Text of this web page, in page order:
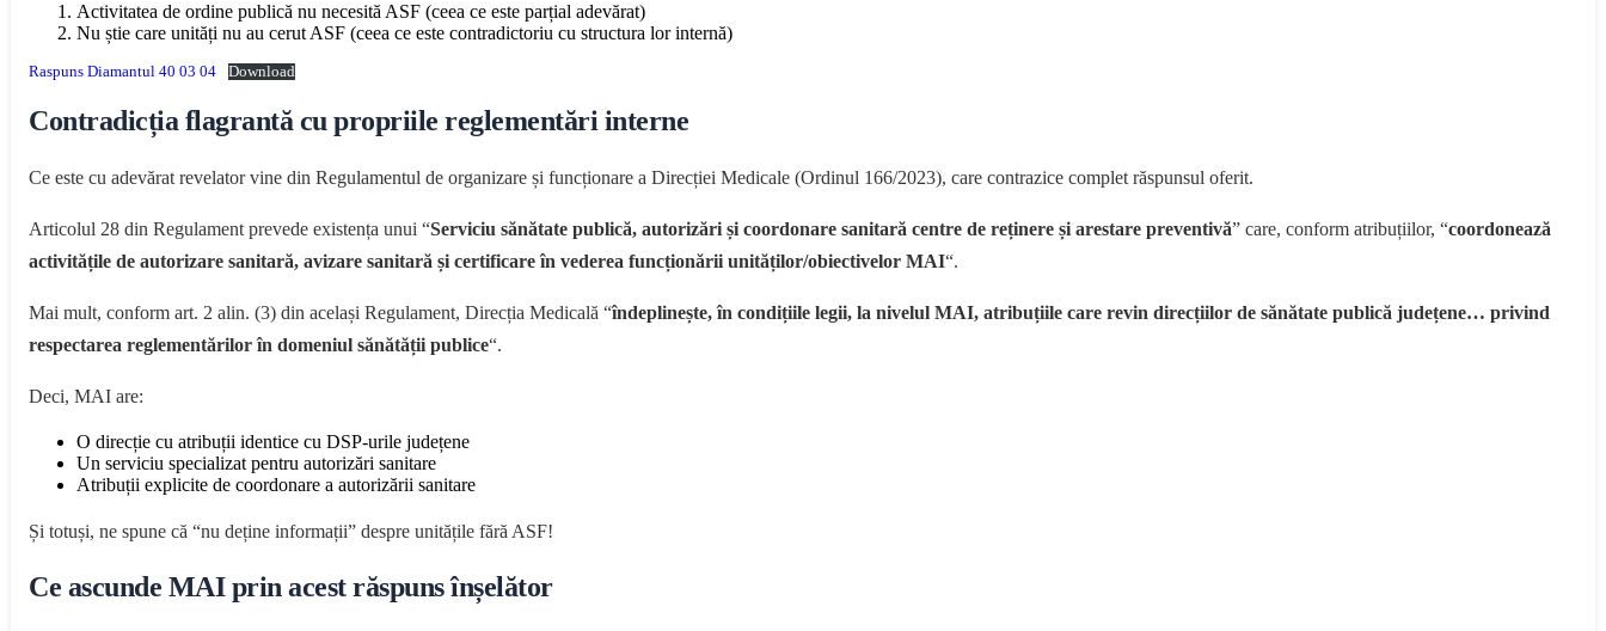
Activitatea de ordine publică nu necesită ASF (ceea ce este parțial adevărat)
Nu știe care unități nu au cerut ASF (ceea ce este contradictoriu cu structura lor internă)
Raspuns Diamantul 40 03 04 Download
Contradicția flagrantă cu propriile reglementări interne
Ce este cu adevărat revelator vine din Regulamentul de organizare și funcționare a Direcției Medicale (Ordinul 166/2023), care contrazice complet răspunsul oferit.
Articolul 28 din Regulament prevede existența unui “Serviciu sănătate publică, autorizări și coordonare sanitară centre de reținere și arestare preventivă” care, conform atribuțiilor, “coordonează
activitățile de autorizare sanitară, avizare sanitară și certificare în vederea funcționării unităților/obiectivelor MAI“.
Mai mult, conform art. 2 alin. (3) din același Regulament, Direcția Medicală “îndeplinește, în condițiile legii, la nivelul MAI, atribuțiile care revin direcțiilor de sănătate publică județene… privind
respectarea reglementărilor în domeniul sănătății publice“.
Deci, MAI are:
O direcție cu atribuții identice cu DSP-urile județene
Un serviciu specializat pentru autorizări sanitare
Atribuții explicite de coordonare a autorizării sanitare
Și totuși, ne spune că “nu deține informații” despre unitățile fără ASF!
Ce ascunde MAI prin acest răspuns înșelător